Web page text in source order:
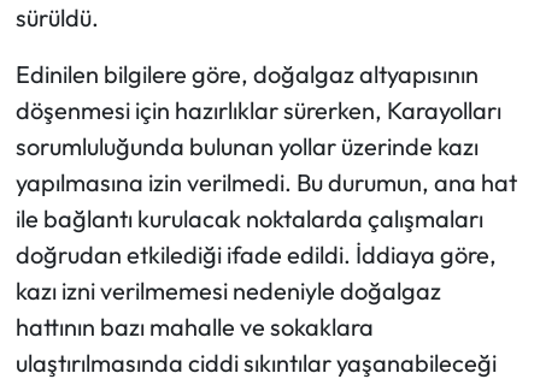
sürüldü.
Edinilen bilgilere göre, doğalgaz altyapısının
döşenmesi için hazırlıklar sürerken, Karayolları
sorumluluğunda bulunan yollar üzerinde kazı
yapılmasına izin verilmedi. Bu durumun, ana hat
ile bağlantı kurulacak noktalarda çalışmaları
doğrudan etkilediği ifade edildi. İddiaya göre,
kazı izni verilmemesi nedeniyle doğalgaz
hattının bazı mahalle ve sokaklara
ulaştırılmasında ciddi sıkıntılar yaşanabileceği